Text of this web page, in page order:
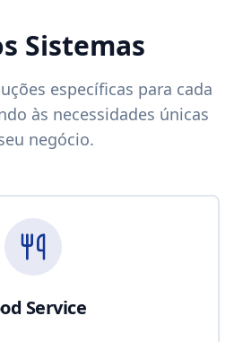
Sistemas
específicas para cada
às necessidades únicas
negócio.
Service